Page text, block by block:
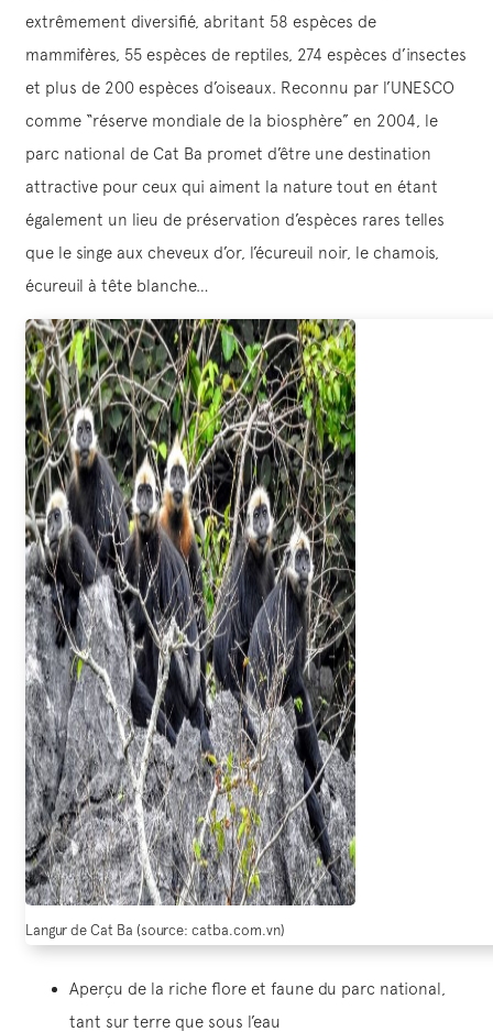
extrêmement diversifié, abritant 58 espèces de
mammifères, 55 espèces de reptiles, 274 espèces d’insectes
et plus de 200 espèces d’oiseaux. Reconnu par l’UNESCO
comme “réserve mondiale de la biosphère” en 2004, le
parc national de Cat Ba promet d’être une destination
attractive pour ceux qui aiment la nature tout en étant
également un lieu de préservation d’espèces rares telles
que le singe aux cheveux d’or, l’écureuil noir, le chamois,
écureuil à tête blanche…
Langur de Cat Ba (source: catba.com.vn)
Aperçu de la riche flore et faune du parc national,
tant sur terre que sous l’eau